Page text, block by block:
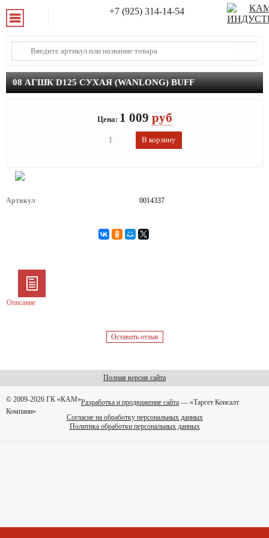
+7 (925) 314-14-54
08 АГШК D125 СУХАЯ (WANLONG) BUFF
Артикул 0014337
Цена: 1 009 руб
Описание
Оставить отзыв
Полная версия сайта
© 2009-2026 ГК «КАМ»Разработка и продвижение сайта — «Таргет Консалт
Компани»
Согласие на обработку персональных данных
Политика обработки персональных данных